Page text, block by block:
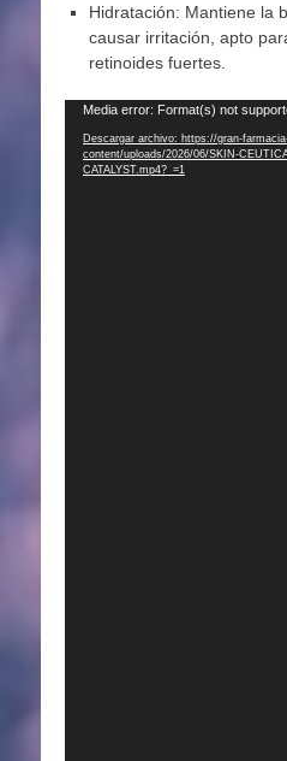
Hidratación: Mantiene la
causar irritación, apto
retinoides fuertes.
Reproductor
vídeo
Media error: Format(s) not
Descargar archivo: https://gran-
content/uploads/2026/06/SKIN-
CATALYST.mp4?_=1